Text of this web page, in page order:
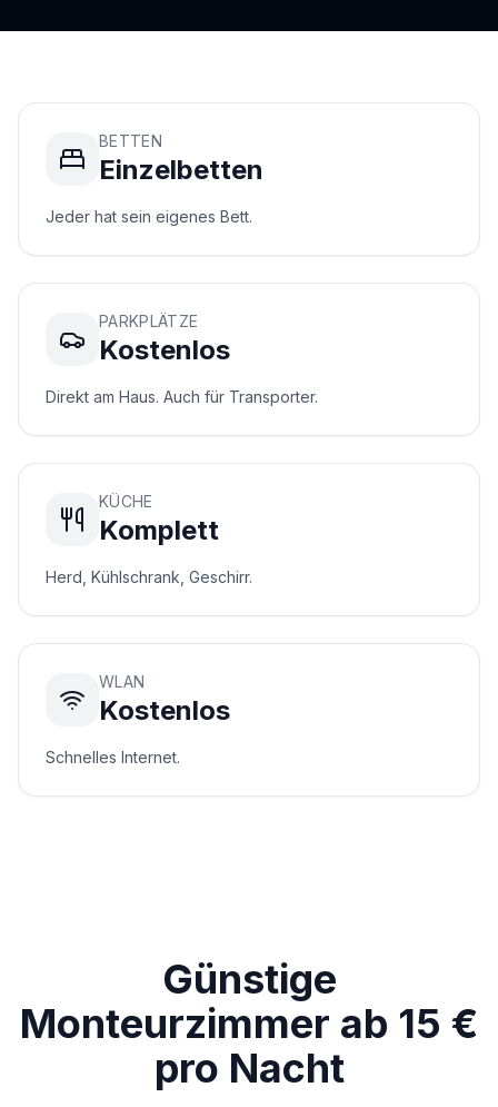
o
r.
Kontakt
WhatsApp
Kontakt
BETTEN
Einzelbetten
Jeder hat sein eigenes Bett.
PARKPLÄTZE
Kostenlos
Direkt am Haus. Auch für Transporter.
KÜCHE
Komplett
Herd, Kühlschrank, Geschirr.
WLAN
Kostenlos
Schnelles Internet.
Günstige
Monteurzimmer ab 15 €
pro Nacht